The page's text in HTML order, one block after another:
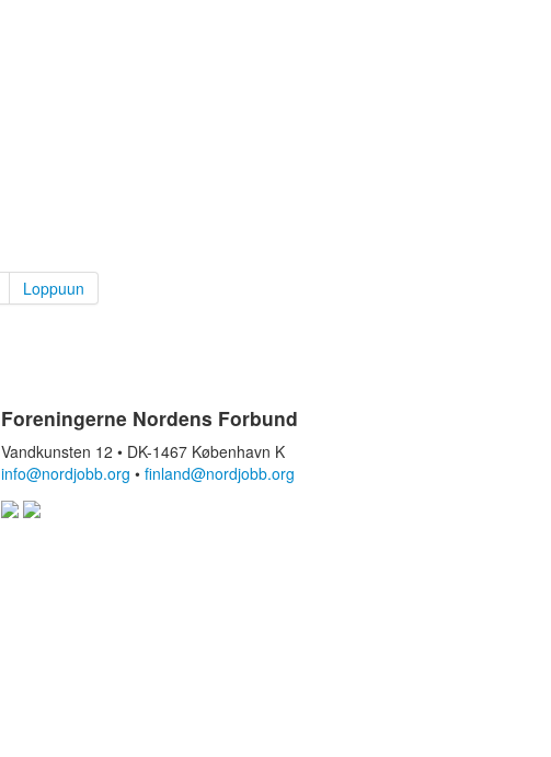
Loppuun
Foreningerne Nordens Forbund
Vandkunsten 12 • DK-1467 København K
info@nordjobb.org • finland@nordjobb.org